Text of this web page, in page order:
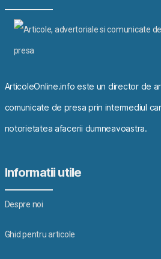
ArticoleOnline.info este un director de
comunicate de presa prin intermediul
notorietatea afacerii dumneavoastra.
Informatii utile
Despre noi
Ghid pentru articole